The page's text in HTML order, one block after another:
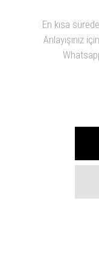
En kısa
Anlayışınız